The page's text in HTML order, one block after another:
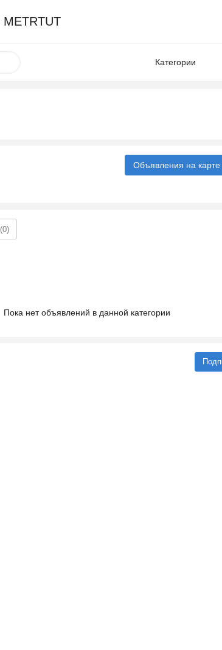
METRTUT
Категории
Объявления на карте
(0)
Пока нет объявлений в данной категории